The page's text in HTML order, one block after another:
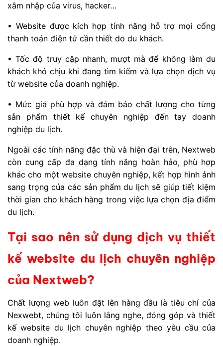
xâm nhập của virus, hacker…
• Website được kích hợp tính năng hỗ trợ mọi cổng
thanh toán điện tử cần thiết do du khách.
• Tốc độ truy cập nhanh, mượt mà để không làm du
khách khó chịu khi đang tìm kiếm và lựa chọn dịch vụ
từ website của doanh nghiệp.
• Mức giá phù hợp và đảm bảo chất lượng cho từng
sản phẩm thiết kế chuyên nghiệp đến tay doanh
nghiệp du lịch.
Ngoài các tính năng đặc thù và hiện đại trên, Nextweb
còn cung cấp đa dạng tính năng hoàn hảo, phù hợp
khác cho một website chuyên nghiệp, kết hợp hình ảnh
sang trọng của các sản phẩm du lịch sẽ giúp tiết kiệm
thời gian cho khách hàng trong việc lựa chọn địa điểm
du lịch.
Tại sao nên sử dụng dịch vụ thiết
kế website du lịch chuyên nghiệp
của Nextweb?
Chất lượng web luôn đặt lên hàng đầu là tiêu chí của
Nexwebt, chúng tôi luôn lắng nghe, đóng góp và thiết
kế website du lịch chuyên nghiệp theo yêu cầu của
doanh nghiệp.